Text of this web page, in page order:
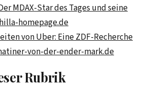
MDAX-Star des Tages und seine
homepage.de
von Uber: Eine ZDF-Recherche
von-der-ender-mark.de
Rubrik